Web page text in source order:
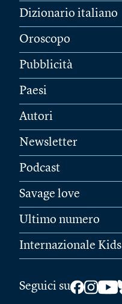
Dizionario italiano
Oroscopo
Pubblicità
Paesi
Autori
Newsletter
Podcast
Savage love
Ultimo numero
Internazionale Kids
Seguici su